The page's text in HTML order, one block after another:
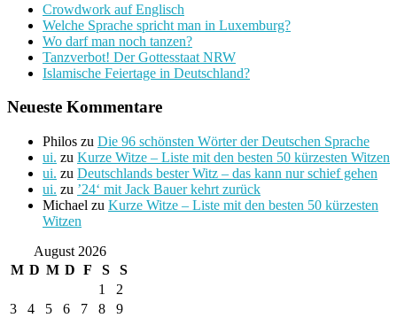
Crowdwork auf Englisch
Welche Sprache spricht man in Luxemburg?
Wo darf man noch tanzen?
Tanzverbot! Der Gottesstaat NRW
Islamische Feiertage in Deutschland?
Neueste Kommentare
Philos zu Die 96 schönsten Wörter der Deutschen Sprache
ui. zu Kurze Witze – Liste mit den besten 50 kürzesten Witzen
ui. zu Deutschlands bester Witz – das kann nur schief gehen
ui. zu ’24‘ mit Jack Bauer kehrt zurück
Michael zu Kurze Witze – Liste mit den besten 50 kürzesten
Witzen
August 2026
M D M D F S
S
1
2
3
4 5 6 7 8
9